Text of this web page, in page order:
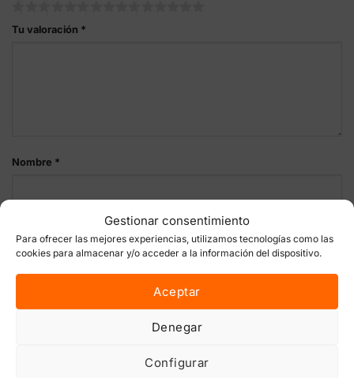
Gestionar consentimiento
Para ofrecer las mejores experiencias, utilizamos tecnologías como las
cookies para almacenar y/o acceder a la información del dispositivo.
Aceptar
Denegar
Configurar
Tu valoración *
Nombre *
navegador para la próxima vez que comente.